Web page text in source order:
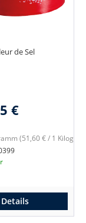
de Sel
€
(51,60 € / 1
Details